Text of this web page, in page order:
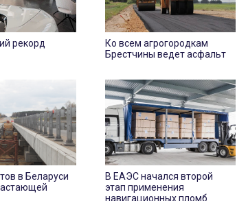
рекорд
Ко всем агрогородкам
Брестчины ведет асфальт
в Беларуси
В ЕАЭС начался второй
этап применения
навигационных пломб